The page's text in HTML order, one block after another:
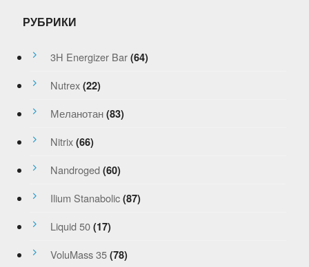
РУБРИКИ
3H Energizer Bar (64)
Nutrex (22)
Меланотан (83)
Nitrix (66)
Nandroged (60)
Ilium Stanabolic (87)
Liquid 50 (17)
VoluMass 35 (78)